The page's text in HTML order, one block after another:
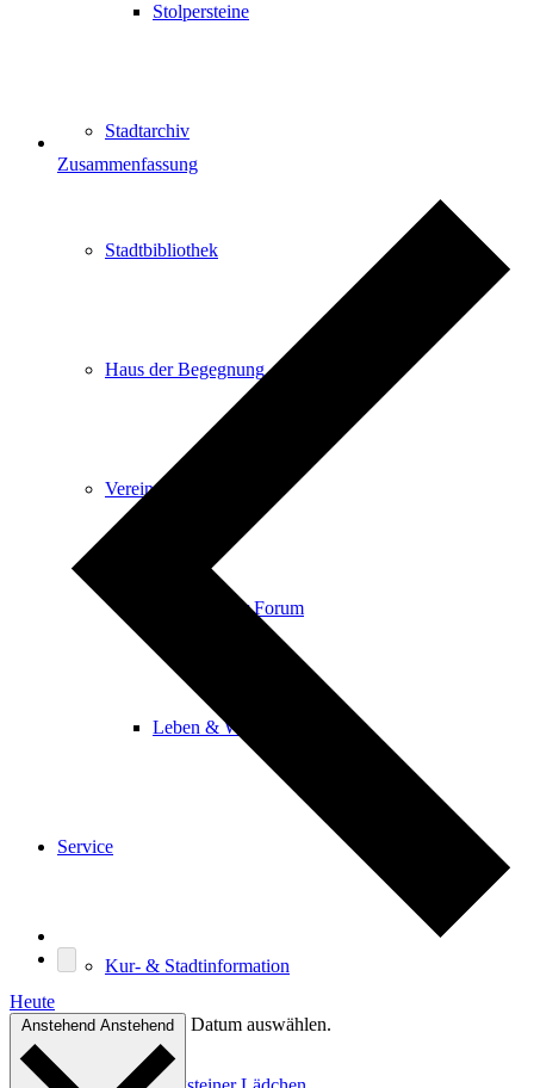
Stolpersteine
Stadtarchiv
Stadtbibliothek
Haus der Begegnung
Vereine & Institutionen
Königsteiner Forum
Leben & Wohnen
Service
Kur- & Stadtinformation
Zusammenfassung
Heute
Anstehend Anstehend Datum auswählen.